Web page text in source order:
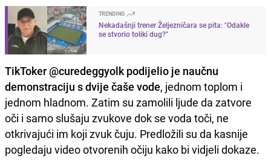
TRENDING
Nekadašnji trener Željezničara se pita: "Odakle
se stvorio toliki dug?"
TikToker @curedeggyolk podijelio je naučnu
demonstraciju s dvije čaše vode, jednom toplom i
jednom hladnom. Zatim su zamolili ljude da zatvore
oči i samo slušaju zvukove dok se voda toči, ne
otkrivajući im koji zvuk čuju. Predložili su da kasnije
pogledaju video otvorenih očiju kako bi vidjeli dokaze.